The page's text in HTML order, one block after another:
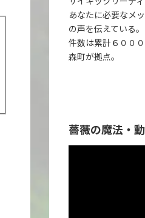
あなたに必要なメ
の声を伝えている
件数は累計６００
森町が拠点。
薔薇の魔法・